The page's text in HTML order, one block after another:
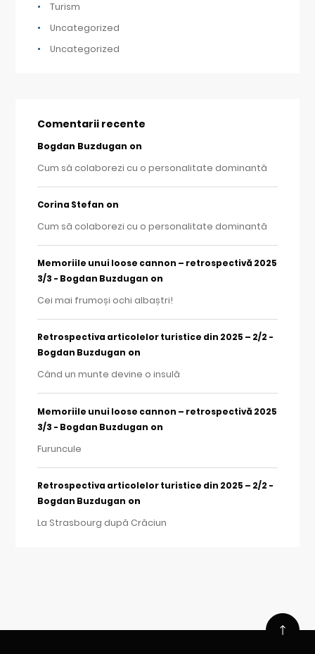
Turism
Uncategorized
Uncategorized
Comentarii recente
Bogdan Buzdugan on
Cum să colaborezi cu o personalitate dominantă
Corina Stefan on
Cum să colaborezi cu o personalitate dominantă
Memoriile unui loose cannon – retrospectivă 2025
3/3 - Bogdan Buzdugan on
Cei mai frumoși ochi albaștri!
Retrospectiva articolelor turistice din 2025 – 2/2 -
Bogdan Buzdugan on
Când un munte devine o insulă
Memoriile unui loose cannon – retrospectivă 2025
3/3 - Bogdan Buzdugan on
Furuncule
Retrospectiva articolelor turistice din 2025 – 2/2 -
Bogdan Buzdugan on
La Strasbourg după Crăciun